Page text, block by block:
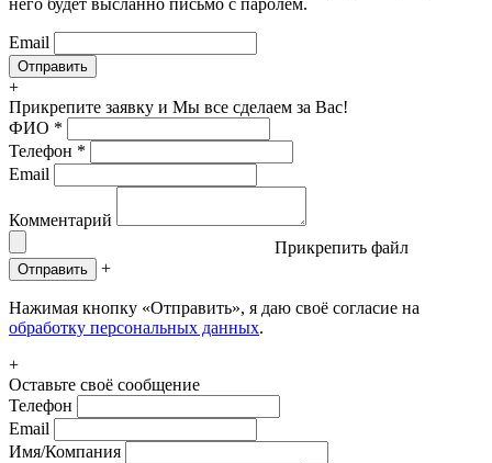
него будет высланно письмо с паролем.
Email
+
Прикрепите заявку и Мы все сделаем за Вас!
ФИО *
Телефон *
Email
Комментарий
Прикрепить файл
Отправить +
Нажимая кнопку «Отправить», я даю своё согласие на
обработку персональных данных.
+
Оставьте своё сообщение
Телефон
Email
Имя/Компания